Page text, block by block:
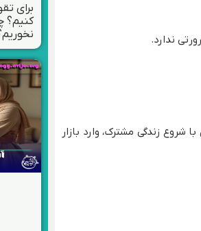
ندارد.
شروع زندگی مشترک، وارد بازار
برای
کنیم؟